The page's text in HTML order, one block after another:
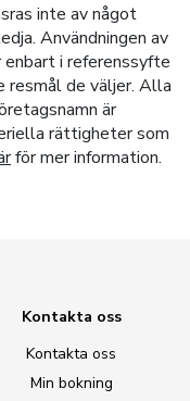
inte av något
Användningen av
i referenssyfte
resmål de väljer. Alla
är
rättigheter som
för mer information.
Kontakta oss
Kontakta oss
Min bokning